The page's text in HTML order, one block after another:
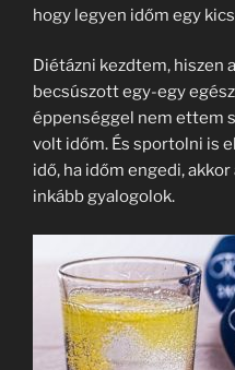
hogy legyen időm egy
Diétázni kezdtem, hiszen
becsúszott egy-egy
éppenséggel nem ettem
volt időm. És sportolni is
idő, ha időm engedi,
inkább gyalogolok.